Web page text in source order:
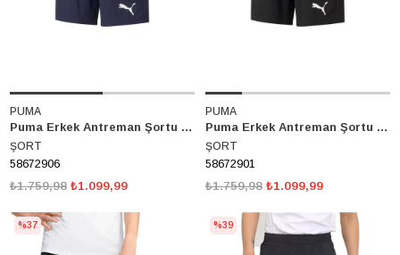
PUMA
Puma Erkek Antreman Şortu Active Interlock Shorts 58672901
ŞORT
58672906
₺1.099,99
₺1.759,98
PUMA
Puma Erkek Antreman Şortu Active Interlock Shorts 58672901
ŞORT
58672901
₺1.099,99
₺1.759,98
%37 %39